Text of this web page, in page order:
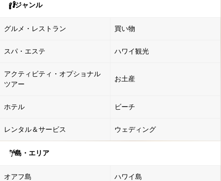
ジャンル
グルメ・レストラン 買い物
スパ・エステ ハワイ観光
アクティビティ・オプショナル
ツアー
お土産
ホテル ビーチ
レンタル＆サービス ウェディング
島・エリア
オアフ島 ハワイ島